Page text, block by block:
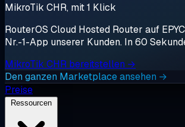
MikroTik CHR, mit 1 Klick
RouterOS Cloud Hosted Router auf
Nr.-1-App unserer Kunden. In 60
MikroTik CHR bereitstellen →
Den ganzen Marketplace ansehen →
Preise